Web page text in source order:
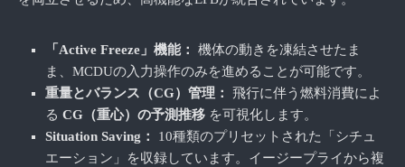
「Active Freeze」機能：
機体の動きを凍結させたま
ま、MCDUの入力操作のみを進めることが可能です。
重量とバランス（CG）管理：
飛行に伴う燃料消費によ
る CG（重心）の予測推移 を可視化します。
Situation Saving：
10種類のプリセットされた「シチュ
エーション」を収録しています。イージープライから複